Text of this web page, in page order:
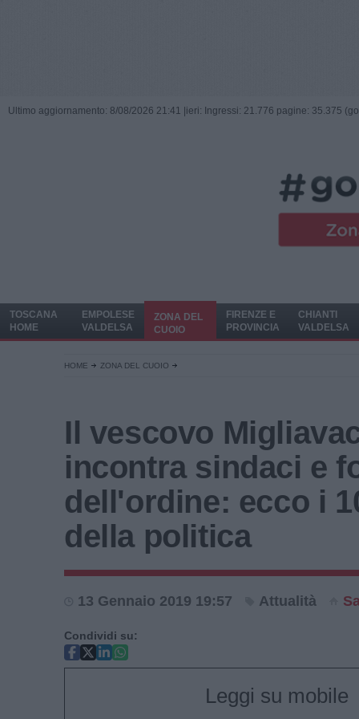
Ultimo aggiornamento: 8/08/2026 21:41 | ieri: Ingressi: 21.776 pagine: 35.375
TOSCANA
HOME
EMPOLESE
VALDELSA
ZONA DEL
CUOIO
FIRENZE E
PROVINCIA
CHIANTI
VALDELSA
HOME ZONA DEL CUOIO
Il vescovo
incontra sindaci e
dell'ordine: ecco i
della politica
13 Gennaio 2019 19:57 Attualità
Condividi su:
Leggi su mobile